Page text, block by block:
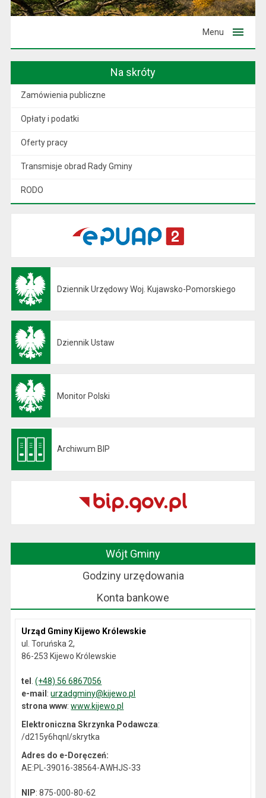
Menu
Na skróty
Zamówienia publiczne
Opłaty i podatki
Oferty pracy
Transmisje obrad Rady Gminy
RODO
Dziennik Urzędowy Woj. Kujawsko-Pomorskiego
Dziennik Ustaw
Monitor Polski
Archiwum BIP
Wójt Gminy
Godziny urzędowania
Konta bankowe
Urząd Gminy Kijewo Królewskie
ul. Toruńska 2,
86-253 Kijewo Królewskie
tel .(+48) 56 6867056
e-mail :urzadgminy@kijewo.pl
strona www:www.kijewo.pl
Elektroniczna Skrzynka Podawcza:
/d215y6hqnl/skrytka
Adres do e-Doręczeń:
AE:PL-39016-38564-AWHJS-33
NIP: 875-000-80-62